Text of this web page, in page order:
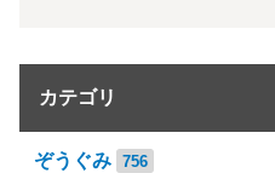
カテゴリ
ぞうぐみ 756